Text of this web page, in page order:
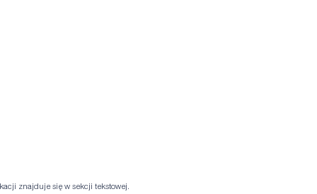
znajduje się w sekcji tekstowej.